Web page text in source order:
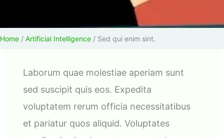
Home / Artificial Intelligence / Sed qui enim sint.
Laborum quae molestiae aperiam sunt
sed suscipit quis eos. Expedita
voluptatem rerum officia necessitatibus
et pariatur quos aliquid. Voluptates